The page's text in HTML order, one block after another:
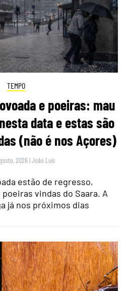
TEMPO
e poeiras: mau
data e estas são
(não é nos Açores)
2026 |João Luís
estão de regresso,
vindas do Saara. A
já nos próximos dias